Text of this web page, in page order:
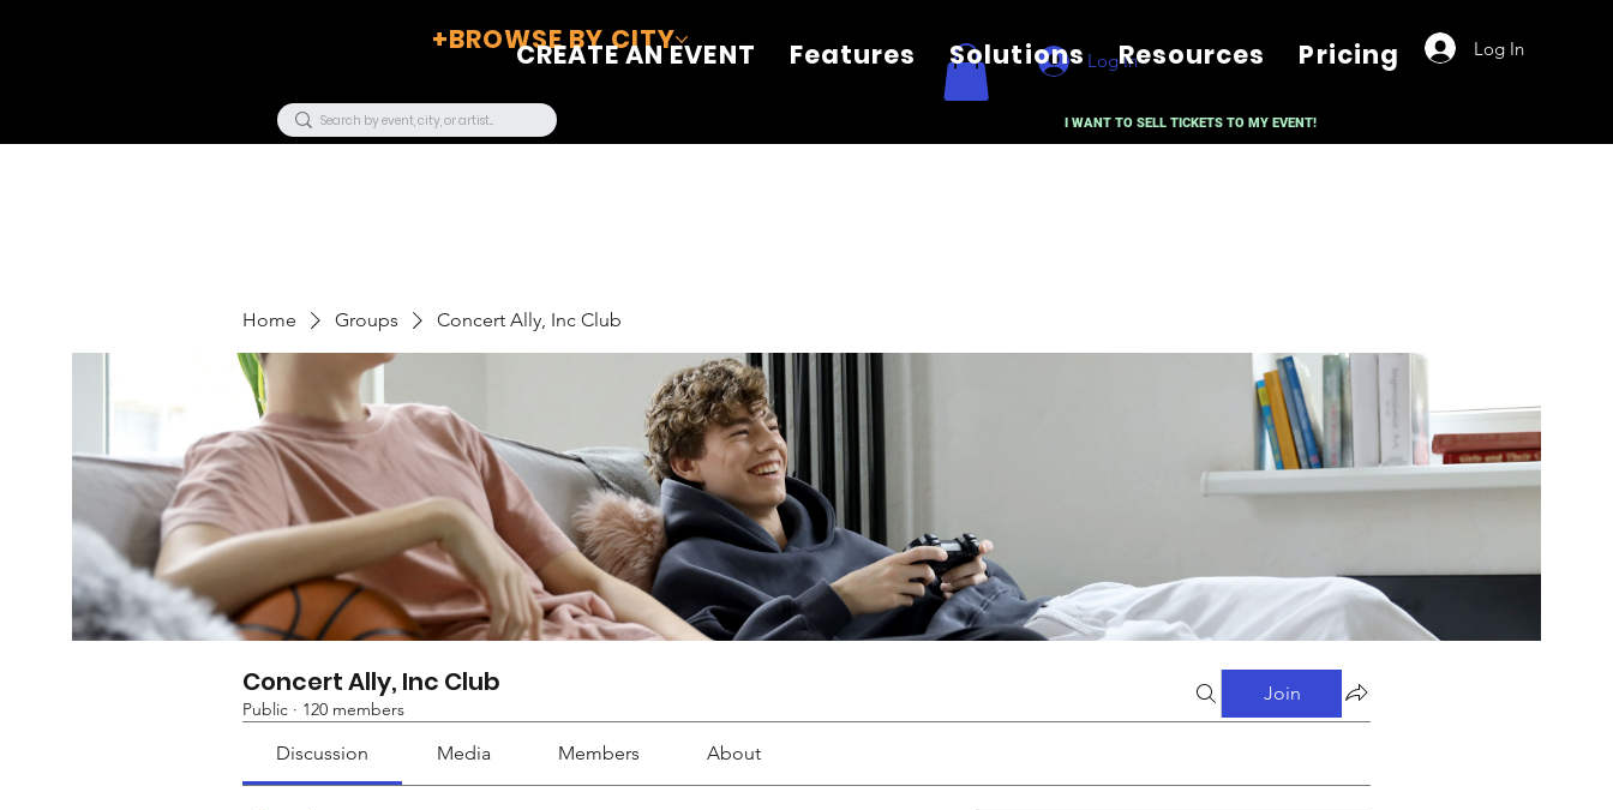
I WANT TO SELL TICKETS TO MY EVENT!
Log In
+BROWSE BY CITY
Log In
CREATE AN EVENT Features Solutions Resources Pricing
Home Groups Concert Ally, Inc Club
Concert Ally, Inc Club
Public · 120 members
Join
Discussion Media Members About